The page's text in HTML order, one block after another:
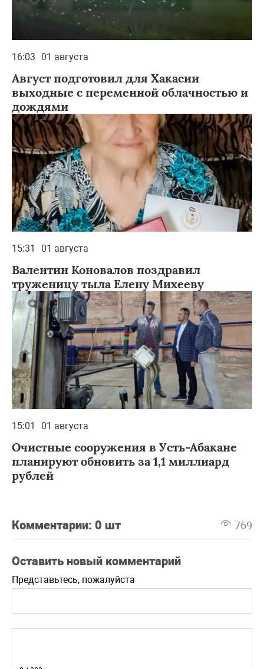
16:03 01 августа
Август подготовил для Хакасии
выходные с переменной облачностью и
дождями
15:31 01 августа
Валентин Коновалов поздравил
труженицу тыла Елену Михееву
15:01 01 августа
Очистные сооружения в Усть-Абакане
планируют обновить за 1,1 миллиард
рублей
Комментарии: 0 шт 769
Оставить новый комментарий
Представьтесь, пожалуйста